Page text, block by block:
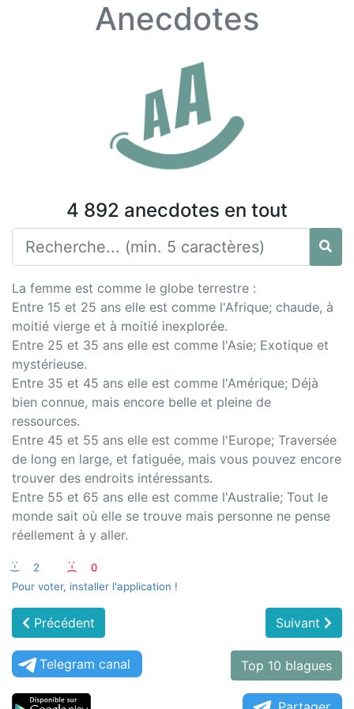
Anecdotes
4 892 anecdotes en tout
La femme est comme le globe terrestre :
Entre 15 et 25 ans elle est comme l'Afrique; chaude, à
moitié vierge et à moitié inexplorée.
Entre 25 et 35 ans elle est comme l'Asie; Exotique et
mystérieuse.
Entre 35 et 45 ans elle est comme l'Amérique; Déjà
bien connue, mais encore belle et pleine de
ressources.
Entre 45 et 55 ans elle est comme l'Europe; Traversée
de long en large, et fatiguée, mais vous pouvez encore
trouver des endroits intéressants.
Entre 55 et 65 ans elle est comme l'Australie; Tout le
monde sait où elle se trouve mais personne ne pense
réellement à y aller.
:-) 2 :-(
0
Pour voter, installer l'application !
Précédent Suivant
Telegram canal Top 10 blagues